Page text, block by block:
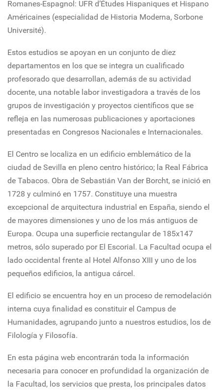
Romanes-Espagnol: UFR d’Études Hispaniques et Hispano
Américaines (especialidad de Historia Moderna, Sorbone
Université).
Estos estudios se apoyan en un conjunto de diez
departamentos en los que se integra un cualificado
profesorado que desarrollan, además de su actividad
docente, una notable labor investigadora a través de los
grupos de investigación y proyectos científicos que se
refleja en las numerosas publicaciones y aportaciones
presentadas en Congresos Nacionales e Internacionales.
El Centro se localiza en un edificio emblemático de la
ciudad de Sevilla en pleno centro histórico; la Real Fábrica
de Tabacos. Obra de Sebastián Van der Borcht, se inició en
1728 y culminó en 1757. Constituye una muestra
excepcional de arquitectura industrial en España, siendo el
de mayores dimensiones y uno de los más antiguos de
Europa. Ocupa una superficie rectangular de 185x147
metros, sólo superado por El Escorial. La Facultad ocupa el
lado occidental frente al Hotel Alfonso XIII y uno de los
pequeños edificios, la antigua cárcel.
El edificio se encuentra hoy en un proceso de remodelación
interna cuya finalidad es constituir el Campus de
Humanidades, agrupando junto a nuestros estudios, los de
Filología y Filosofía.
En esta página web encontrarán toda la información
necesaria para conocer en profundidad la organización de
la Facultad, los servicios que presta, los principales datos